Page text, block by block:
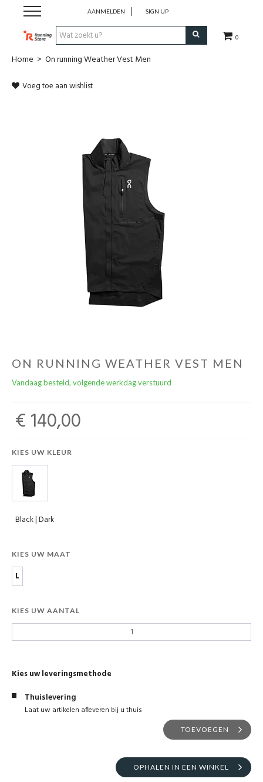
0
AANMELDEN SIGN UP
SALE
Home > On running Weather Vest Men
Voeg toe aan wishlist
ON RUNNING WEATHER VEST MEN
Vandaag besteld, volgende werkdag verstuurd
€ 140,00
KIES UW KLEUR
Black | Dark
KIES UW MAAT
L
KIES UW AANTAL
Kies uw leveringsmethode
Thuislevering
Laat uw artikelen afleveren bij u thuis
TOEVOEGEN
OPHALEN IN EEN WINKEL